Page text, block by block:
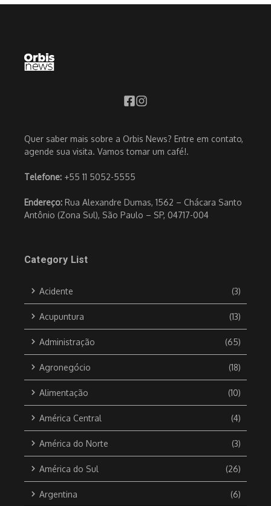
Quer saber mais sobre a Orbis News? Entre em contato,
agende sua visita. Vamos tomar um café!.
Telefone: +55 11 5052-5555
Endereço: Rua Alexandre Dumas, 1562 – Chácara Santo
Antônio (Zona Sul), São Paulo – SP, 04717-004
Category List
Acidente (3)
Acupuntura (13)
Administração (65)
Agronegócio (18)
Alimentação (10)
América Central (4)
América do Norte (3)
América do Sul (26)
Argentina (6)